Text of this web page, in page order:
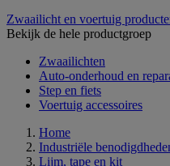
Zwaailicht en voertuig
Bekijk de hele productgroep
Zwaailichten
Auto-onderhoud en
Step en fiets
Voertuig accessoires
Home
Industriële
Lijm, tape en kit